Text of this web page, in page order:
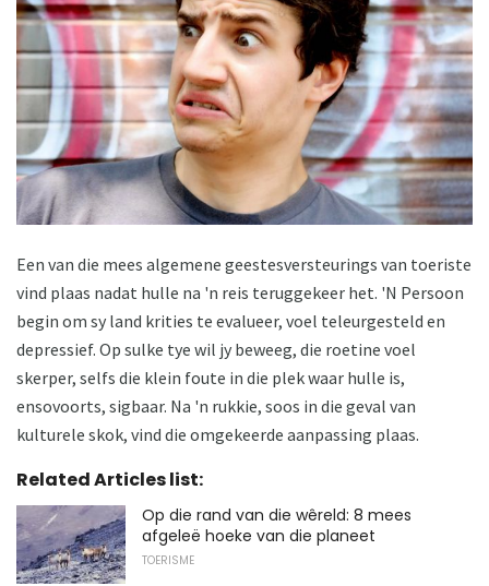
Een van die mees algemene geestesversteurings van toeriste
vind plaas nadat hulle na 'n reis teruggekeer het. 'N Persoon
begin om sy land krities te evalueer, voel teleurgesteld en
depressief. Op sulke tye wil jy beweeg, die roetine voel
skerper, selfs die klein foute in die plek waar hulle is,
ensovoorts, sigbaar. Na 'n rukkie, soos in die geval van
kulturele skok, vind die omgekeerde aanpassing plaas.
Related Articles list:
Op die rand van die wêreld: 8 mees
afgeleë hoeke van die planeet
TOERISME